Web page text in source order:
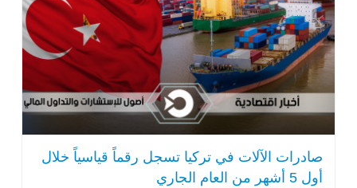
صادرات الآلات في تركيا تسجل رقماً قياسياً خلال
أول 5 أشهر من العام الجاري